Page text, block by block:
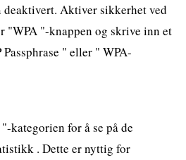
deaktivert. Aktiver sikkerhet ved
"WPA "-knappen og skrive inn et
" eller " WPA-
kategorien for å se på de
. Dette er nyttig for